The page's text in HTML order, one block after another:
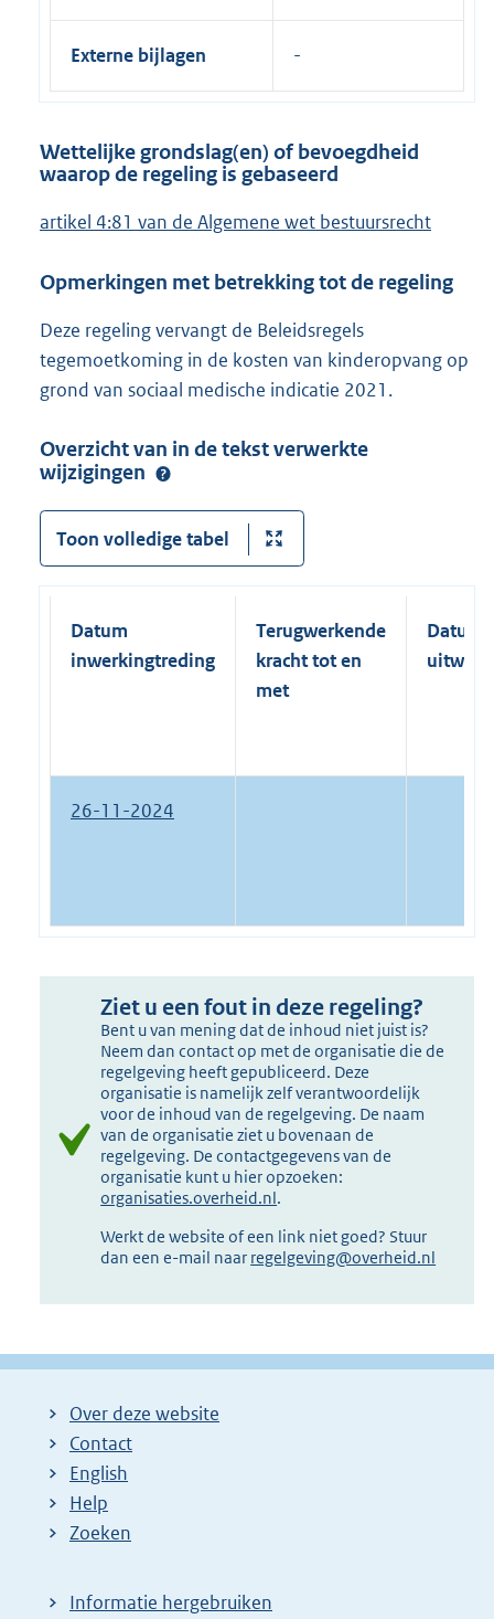
Externe bijlagen
Wettelijke grondslag(en) of bevoegdheid
waarop de regeling is gebaseerd
artikel 4:81 van de Algemene wet bestuursrecht
Opmerkingen met betrekking tot de regeling
Deze regeling vervangt de Beleidsregels
tegemoetkoming in de kosten van kinderopvang op
grond van sociaal medische indicatie 2021.
Overzicht van in de tekst verwerkte
wijzigingen
Toon volledige tabel
Datum
inwerkingtreding
Terugwerkende
kracht tot en
met
Datum
26-11-2024
Ziet u een fout in deze regeling?
Bent u van mening dat de inhoud niet juist is?
Neem dan contact op met de organisatie die de
regelgeving heeft gepubliceerd. Deze
organisatie is namelijk zelf verantwoordelijk
voor de inhoud van de regelgeving. De naam
van de organisatie ziet u bovenaan de
regelgeving. De contactgegevens van de
organisatie kunt u hier opzoeken:
organisaties.overheid.nl.
Werkt de website of een link niet goed? Stuur
dan een e-mail naar regelgeving@overheid.nl
Over deze website
Contact
English
Help
Zoeken
Informatie hergebruiken